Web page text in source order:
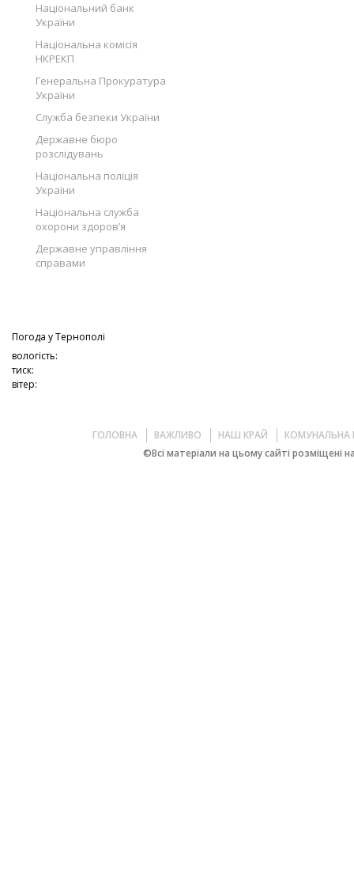
Національний банк
України
Національна комісія
НКРЕКП
Генеральна Прокуратура
України
Служба безпеки України
Державне бюро
розслідувань
Національна поліція
України
Національна служба
охорони здоров’я
Державне управління
справами
Погода уТернополі
вологість:
тиск:
вітер:
ГОЛОВНА ВАЖЛИВО НАШ КРАЙ
КОМУНАЛЬНА
©Всі матеріали на цьому сайті розміщені